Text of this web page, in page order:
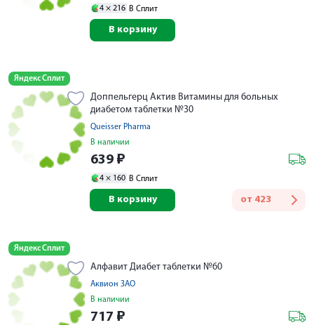
4 × 216 В Сплит
В корзину
Яндекс Сплит
Доппельгерц Актив Витамины для больных
диабетом таблетки №30
Queisser Pharma
В наличии
639 ₽
4 × 160 В Сплит
от 423
В корзину
Яндекс Сплит
Алфавит Диабет таблетки №60
Аквион ЗАО
В наличии
717 ₽